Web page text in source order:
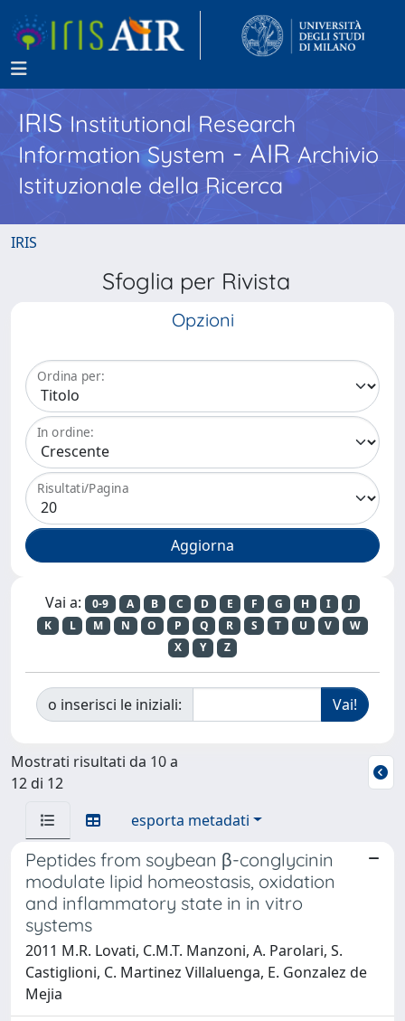
IRISInstitutional Research
Information System - AIR Archivio
Istituzionale della Ricerca
IRIS
Sfoglia per Rivista
Opzioni
Ordina per:
In ordine:
Risultati/Pagina
Vai a: 0-9 A B C D E F G H I
J
K
L M N O P Q R S T U V
W
X
Y Z
o inserisci le iniziali:
Mostrati risultati da 10 a
12 di 12
esporta metadati
Peptides from soybean β-conglycinin
modulate lipid homeostasis, oxidation
and inflammatory state in in vitro
systems
2011 M.R. Lovati, C.M.T. Manzoni, A. Parolari, S.
Castiglioni, C. Martinez Villaluenga, E. Gonzalez de
Mejia